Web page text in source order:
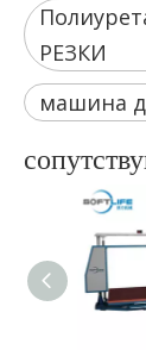
РЕЗКИ
машина